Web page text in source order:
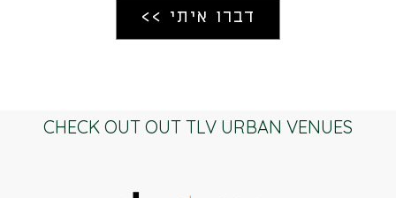
CHECK OUT OUT TLV URBAN VENUES